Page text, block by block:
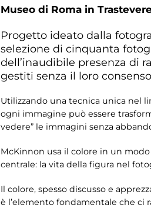
Museo di Roma in
Progetto ideato dalla
selezione di cinquanta
dell’inaudibile presenza di
gestiti senza il loro
Utilizzando una tecnica unica nel
ogni immagine può essere
vedere” le immagini senza
McKinnon usa il colore in un
centrale: la vita della figura nel
Il colore, spesso discusso e
è l’elemento fondamentale che